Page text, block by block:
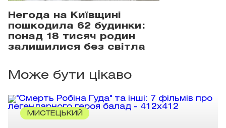
Негода на Київщині
пошкодила 62 будинки:
понад 18 тисяч родин
залишилися без світла
Може бути цікаво
МИСТЕЦЬКИЙ